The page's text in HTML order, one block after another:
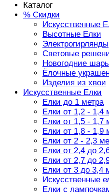
Каталог
% Скидки
Искусственные
Высотные Елки
Электрогирлянды
Световые
Новогодние
Ёлочные
Изделия из хвои
Искусственные Елки
Елки до 1 метра
Елки от 1,2 - 1,4
Елки от 1,5 - 1,7
Елки от 1,8 - 1,9
Елки от 2 - 2,3
Елки от 2,4 до
Елки от 2,7 до
Елки от 3 до 3,4
Искусственные
Елки с